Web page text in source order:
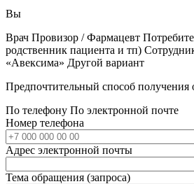
Вы
Врач Провизор / Фармацевт
родственник пациента и тп)
«Авексима» Другой вариант
Предпочтительный способ получения
По телефону По электронной почте
Номер телефона
Адрес электронной почты
Тема обращения (запроса)